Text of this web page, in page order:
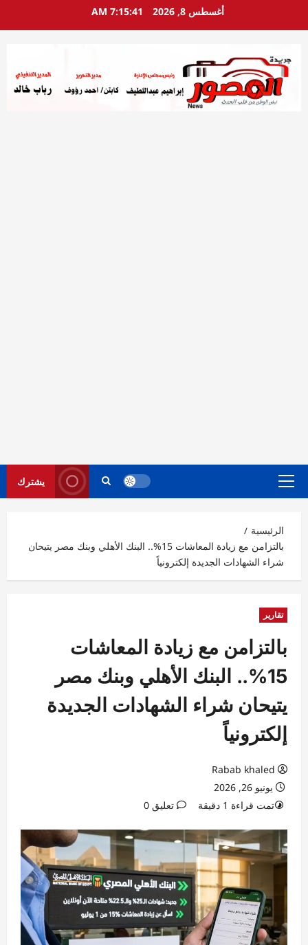
أغسطس 8, 2026 7:15:43 AM
القائمة
يشترك
الرئيسية
بالتزامن مع زيادة المعاشات 15%.. البنك الأهلي وبنك مصر يتيحان
شراء الشهادات الجديدة إلكترونياً
تقارير
بالتزامن مع زيادة المعاشات
15%.. البنك الأهلي وبنك مصر
يتيحان شراء الشهادات الجديدة
إلكترونياً
Rabab khaled
يونيو 26, 2026
تمت قراءة 1 دقيقة
تعليق 0